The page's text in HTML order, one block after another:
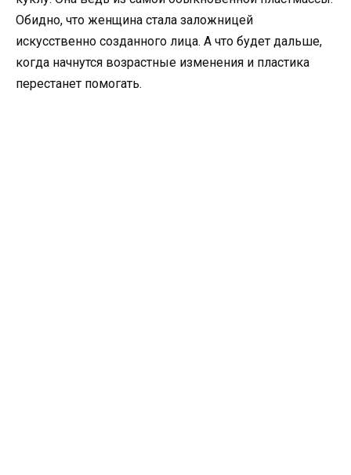
Обидно, что женщина стала заложницей
искусственно созданного лица. А что будет дальше,
когда начнутся возрастные изменения и пластика
перестанет помогать.